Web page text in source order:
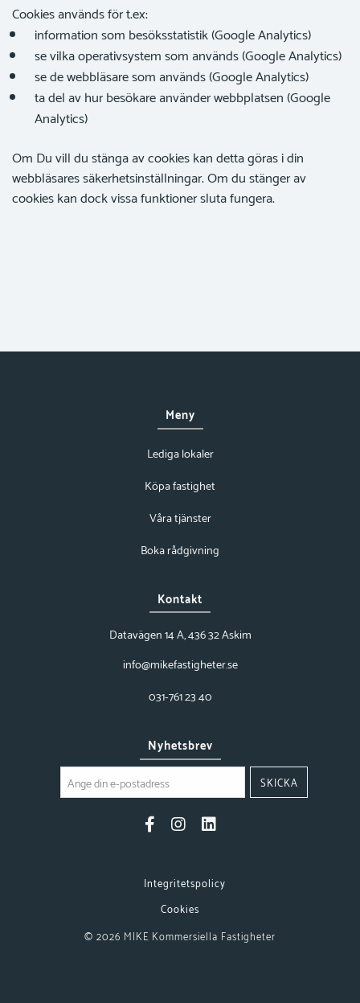
Cookies används för t.ex:
information som besöksstatistik (Google Analytics)
se vilka operativsystem som används (Google Analytics)
se de webbläsare som används (Google Analytics)
ta del av hur besökare använder webbplatsen (Google
Analytics)
Om Du vill du stänga av cookies kan detta göras i din
webbläsares säkerhetsinställningar. Om du stänger av
cookies kan dock vissa funktioner sluta fungera.
Meny
Lediga lokaler
Köpa fastighet
Våra tjänster
Boka rådgivning
Kontakt
Datavägen 14 A, 436 32 Askim
info@mikefastigheter.se
031-761 23 40
Nyhetsbrev
SKICKA
© 2026 MIKE Kommersiella Fastigheter
Integritetspolicy
Cookies